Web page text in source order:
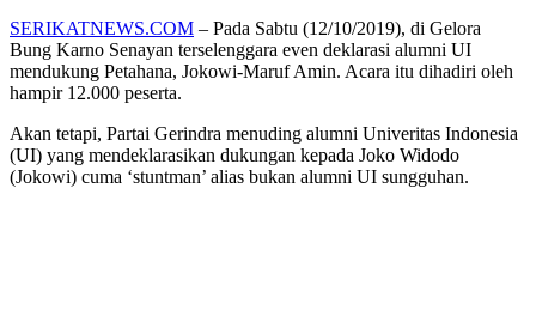
SERIKATNEWS.COM – Pada Sabtu (12/10/2019), di Gelora
Bung Karno Senayan terselenggara even deklarasi alumni UI
mendukung Petahana, Jokowi-Maruf Amin. Acara itu dihadiri oleh
hampir 12.000 peserta.
Akan tetapi, Partai Gerindra menuding alumni Univeritas Indonesia
(UI) yang mendeklarasikan dukungan kepada Joko Widodo
(Jokowi) cuma ‘stuntman’ alias bukan alumni UI sungguhan.